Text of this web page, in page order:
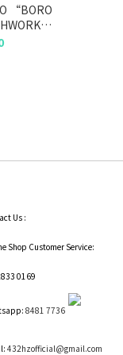
- Black
Us :
Shop Customer Service:
0169
8481 7736
432hzofficial@gmail.com